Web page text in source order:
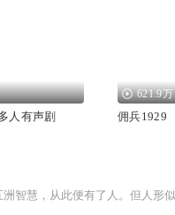
人有声剧
621.9万
佣兵1929